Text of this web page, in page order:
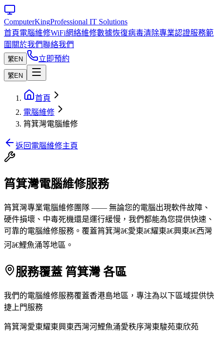
ComputerKingProfessional IT Solutions
首頁電腦維修WiFi網絡維修數據恢復病毒清除專業認證服務範
圍 關於我們聯絡我們
繁EN 立即預約
繁EN
首頁
電腦維修
筲箕灣電腦維修
返回電腦維修主頁
筲箕灣電腦維修服務
筲箕灣專業電腦維修團隊 —— 無論您的電腦出現軟件故障、
硬件損壞、中毒死機還是運行緩慢，我們都能為您提供快速、
可靠的電腦維修服務。覆蓋筲箕灣ã€愛東ã€耀東ã€興東ã€西灣
河ã€鯉魚涌等地區。
服務覆蓋 筲箕灣 各區
我們的電腦維修服務覆蓋香港島地區，專注為以下區域提供快
捷上門服務
筲箕灣愛東耀東興東西灣河鯉魚涌愛秩序灣東駿苑東欣苑